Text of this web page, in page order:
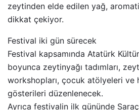
zeytinden elde edilen yağ,
dikkat çekiyor.
Festival iki gün sürecek
Festival kapsamında Atatürk
boyunca zeytinyağı tadımları,
workshopları, çocuk atölyeleri ve
gösterileri düzenlenecek.
Ayrıca festivalin ilk gününde